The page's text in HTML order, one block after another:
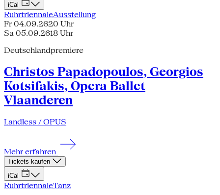
iCal
RuhrtriennaleAusstellung
Fr 04.09.2620 Uhr
Sa 05.09.2618 Uhr
Deutschlandpremiere
Christos Papadopoulos, Georgios
Kotsifakis, Opera Ballet
Vlaanderen
Landless / OPUS
Mehr erfahren
Tickets kaufen
iCal
RuhrtriennaleTanz